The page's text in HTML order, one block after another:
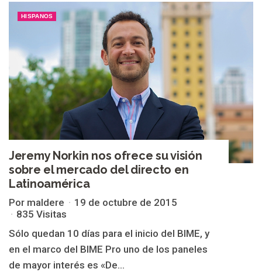
HISPANOS
Jeremy Norkin nos ofrece su visión
sobre el mercado del directo en
Latinoamérica
Por maldere
19 de octubre de 2015
835 Visitas
Sólo quedan 10 días para el inicio del BIME, y
en el marco del BIME Pro uno de los paneles
de mayor interés es «De...